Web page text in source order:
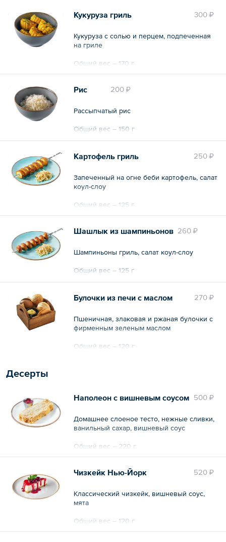
300 ₽
Кукуруза гриль
Кукуруза с солью и перцем, подпеченная
на гриле
Общий вес – 170 г
200 ₽
Рис
Рассыпчатый рис
Общий вес – 150 г
250 ₽
Картофель гриль
Запеченный на огне беби картофель, салат
коул-слоу
Общий вес – 125 г
260 ₽
Шашлык из шампиньонов
Шампиньоны гриль, салат коул-слоу
Общий вес – 125 г
270 ₽
Булочки из печи с маслом
Пшеничная, злаковая и ржаная булочки с
фирменным зеленым маслом
Общий вес – 120 г
Десерты
500 ₽
Наполеон с вишневым соусом
Домашнее слоеное тесто, нежные сливки,
ванильный сахар, вишневый соус
Общий вес – 220 г
520 ₽
Чизкейк Нью-Йорк
Классический чизкейк, вишневый соус,
мята
Общий вес – 120 г